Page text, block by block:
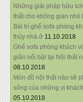
Những giải pháp hữu
thất cho không gian nhỏ
Bài trí ghế sofa phòng
thủy nhà ở 11.10.2018
Ghế sofa phòng khách
giãn nổi bật tại Nội thất
08.10.2018
Món đồ nội thất nào sẽ
sống của những vị
05.10.2018